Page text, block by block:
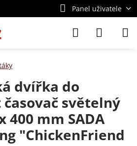
Panel uživatele
dvířka do
světelný
400 mm SADA
"ChickenFriend